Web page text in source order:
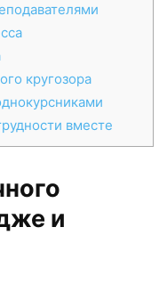
кругозора
вместе
и